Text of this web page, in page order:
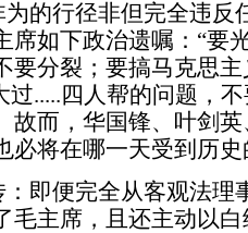
的行径非但完全违反
席如下政治遗嘱：“要
要分裂；要搞马克思
过.....四人帮的问题，
故而，华国锋、叶剑
必将在哪一天受到历
即便完全从客观法理
毛主席，且还主动以